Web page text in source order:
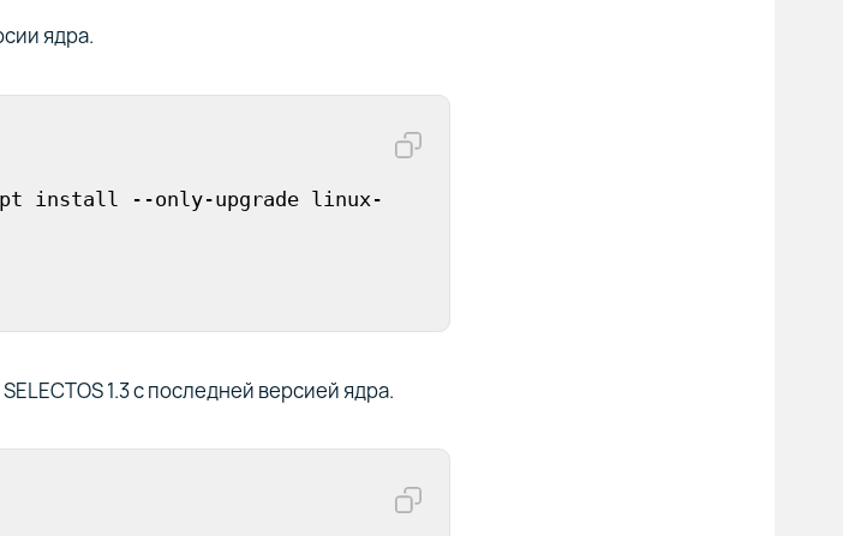
ядра.
install --only-upgrade linux-
1.3 c последней версией ядра.